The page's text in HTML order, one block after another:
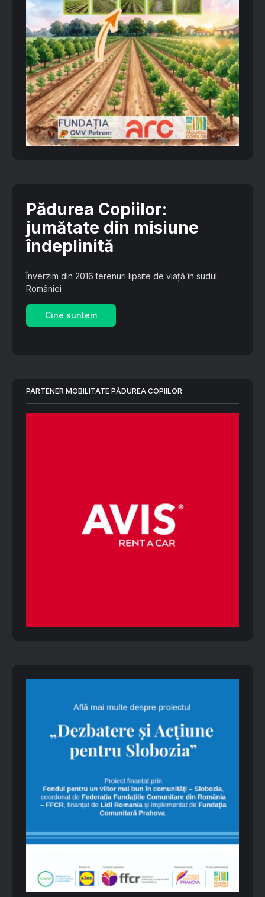
Pădurea Copiilor:
jumătate din misiune
îndeplinită
Înverzim din 2016 terenuri lipsite de viață în sudul
României
Cine suntem
PARTENER MOBILITATE PĂDUREA COPIILOR